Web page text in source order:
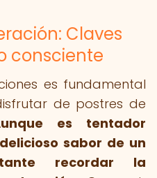
Claves
consciente
es fundamental
de postres de
es tentador
sabor de un
recordar la